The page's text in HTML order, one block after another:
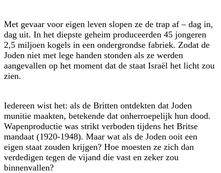
Met gevaar voor eigen leven slopen ze de trap af – dag in,
dag uit. In het diepste geheim produceerden 45 jongeren
2,5 miljoen kogels in een ondergrondse fabriek. Zodat de
Joden niet met lege handen stonden als ze werden
aangevallen op het moment dat de staat Israël het licht zou
zien.
Iedereen wist het: als de Britten ontdekten dat Joden
munitie maakten, betekende dat onherroepelijk hun dood.
Wapenproductie was strikt verboden tijdens het Britse
mandaat (1920-1948). Maar wat als de Joden ooit een
eigen staat zouden krijgen? Hoe moesten ze zich dan
verdedigen tegen de vijand die vast en zeker zou
binnenvallen?